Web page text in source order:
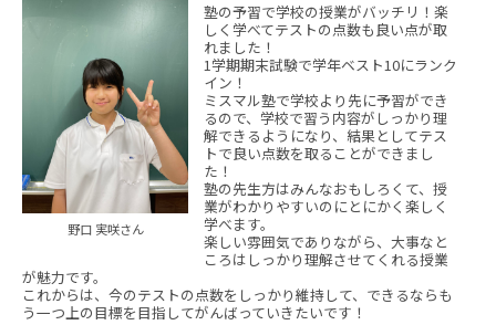
野口 実咲さん
塾の予習で学校の授業がバッチリ！楽
しく学べてテストの点数も良い点が取
れました！
1学期期末試験で学年ベスト10にランク
イン！
ミスマル塾で学校より先に予習ができ
るので、学校で習う内容がしっかり理
解できるようになり、結果としてテス
トで良い点数を取ることができまし
た！
塾の先生方はみんなおもしろくて、授
業がわかりやすいのにとにかく楽しく
学べます。
楽しい雰囲気でありながら、大事なと
ころはしっかり理解させてくれる授業
が魅力です。
これからは、今のテストの点数をしっかり維持して、できるならも
う一つ上の目標を目指してがんばっていきたいです！